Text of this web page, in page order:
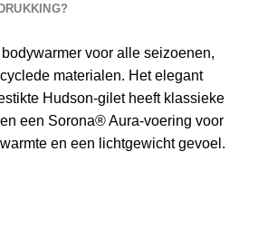
voor alle seizoenen,
materialen. Het elegant
Hudson-gilet heeft klassieke
een Sorona® Aura-voering voor
en een lichtgewicht gevoel.